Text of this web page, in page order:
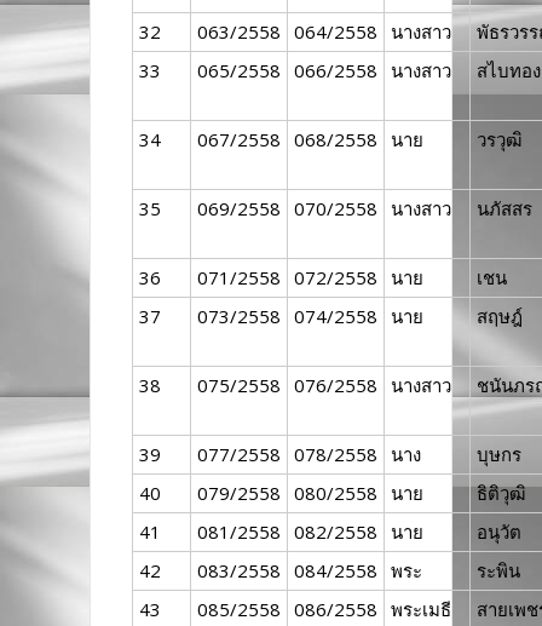
32 063/2558 064/2558 นางสาว
พัธรวร
33
065/2558 066/2558 นางสาว สไบทอง
34 067/2558 068/2558 นาย วรวุฒิ
35 069/2558 070/2558 นางสาว นภัสสร
36 071/2558 072/2558 นาย
เชน
37
073/2558 074/2558 นาย สฤษฎ์
38 075/2558 076/2558 นางสาว ชนันภ
39 077/2558 078/2558 นาง
บุษกร
40
079/2558 080/2558 นาย
ธิติวุฒิ
41
081/2558 082/2558 นาย
อนุวัต
42
083/2558 084/2558 พระ
ระพิน
43
085/2558 086/2558 พระเมธี
สายเพช